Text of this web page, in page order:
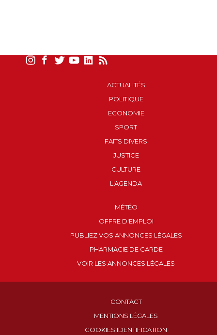
ACTUALITÉS
POLITIQUE
ECONOMIE
SPORT
FAITS DIVERS
JUSTICE
CULTURE
L'AGENDA
MÉTÉO
OFFRE D'EMPLOI
PUBLIEZ VOS ANNONCES LÉGALES
PHARMACIE DE GARDE
VOIR LES ANNONCES LÉGALES
CONTACT
MENTIONS LÉGALES
COOKIES IDENTIFICATION